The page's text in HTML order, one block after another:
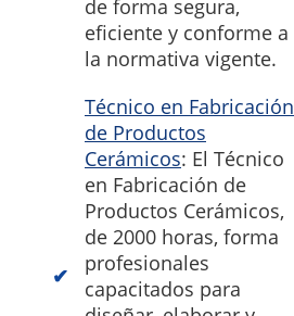
de forma segura,
eficiente y conforme a
la normativa vigente.
Técnico en Fabricación
de Productos
Cerámicos: El Técnico
en Fabricación de
Productos Cerámicos,
de 2000 horas, forma
profesionales
capacitados para